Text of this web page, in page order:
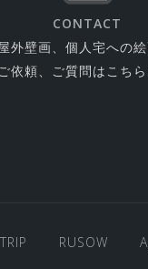
CONTACT
外壁画、個人宅への
依頼、ご質問はこち
RUSOW